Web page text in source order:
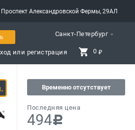
Проспект Александровской Фермы, 29АЛ
Санкт-Петербург
или регистрация 0 ₽
Временно отсутствует
Последняя цена
494c